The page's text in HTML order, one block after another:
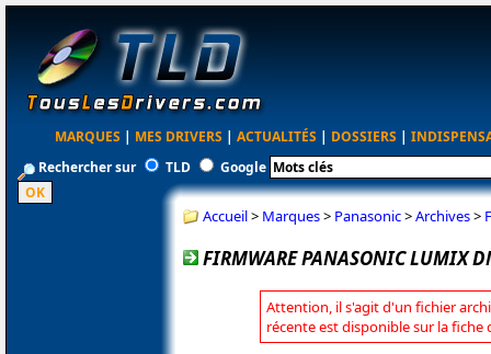
MARQUES | MES DRIVERS | ACTUALITÉS | DOSSIERS |
Rechercher sur
TLD Google
Accueil> Marques> Panasonic>Archives>
FIRMWARE PANASONIC LUMIX
Attention, il s'agit d'un fichier
récente est disponible sur la fiche